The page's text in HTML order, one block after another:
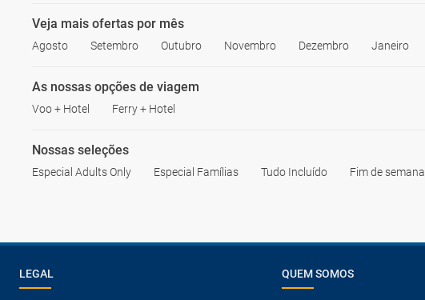
Veja mais ofertas por mês
Agosto Setembro Outubro Novembro Dezembro Janeiro
As nossas opções de viagem
Voo + Hotel Ferry + Hotel
Nossas seleções
Especial Adults Only Especial Famílias Tudo Incluído Fim de semana
LEGAL QUEM SOMOS